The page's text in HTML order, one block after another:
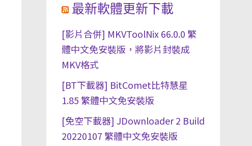
最新軟體更新下載
[影片合併] MKVToolNix 66.0.0 繁
體中文免安裝版，將影片封裝成
MKV格式
[BT下載器] BitComet比特慧星
1.85 繁體中文免安裝版
[免空下載器] JDownloader 2 Build
20220107 繁體中文免安裝版